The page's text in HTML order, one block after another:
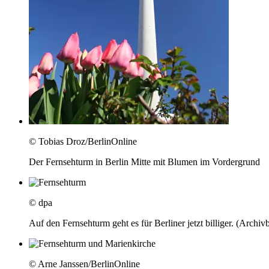
© Tobias Droz/BerlinOnline
Der Fernsehturm in Berlin Mitte mit Blumen im Vordergrund
© dpa
Auf den Fernsehturm geht es für Berliner jetzt billiger.
© Arne Janssen/BerlinOnline